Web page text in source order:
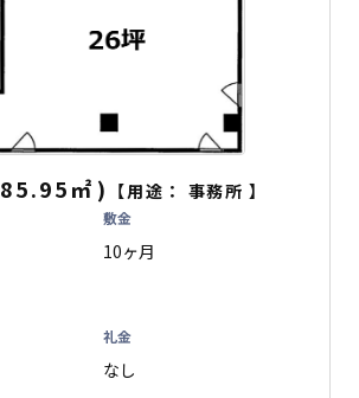
85.95㎡ ) 【用途： 事務所 】
敷金
10ヶ月
礼金
なし